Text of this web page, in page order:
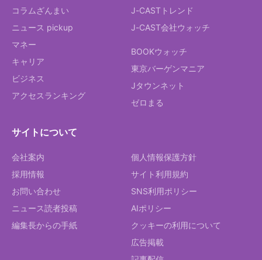
コラムざんまい
ニュース pickup
マネー
キャリア
ビジネス
アクセスランキング
J-CASTトレンド
J-CAST会社ウォッチ
BOOKウォッチ
東京バーゲンマニア
Jタウンネット
ゼロまる
サイトについて
会社案内
採用情報
お問い合わせ
ニュース読者投稿
編集長からの手紙
個人情報保護方針
サイト利用規約
SNS利用ポリシー
AIポリシー
クッキーの利用について
広告掲載